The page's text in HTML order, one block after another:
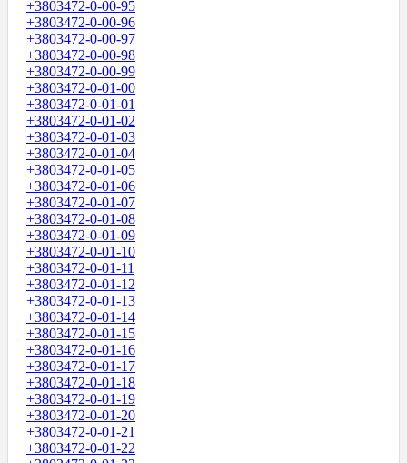
+3803472-0-00-95
+3803472-0-00-96
+3803472-0-00-97
+3803472-0-00-98
+3803472-0-00-99
+3803472-0-01-00
+3803472-0-01-01
+3803472-0-01-02
+3803472-0-01-03
+3803472-0-01-04
+3803472-0-01-05
+3803472-0-01-06
+3803472-0-01-07
+3803472-0-01-08
+3803472-0-01-09
+3803472-0-01-10
+3803472-0-01-11
+3803472-0-01-12
+3803472-0-01-13
+3803472-0-01-14
+3803472-0-01-15
+3803472-0-01-16
+3803472-0-01-17
+3803472-0-01-18
+3803472-0-01-19
+3803472-0-01-20
+3803472-0-01-21
+3803472-0-01-22